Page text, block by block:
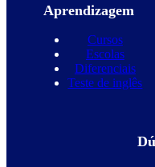
Aprendizagem
Cursos
Escolas
Diferenciais
Teste de inglês